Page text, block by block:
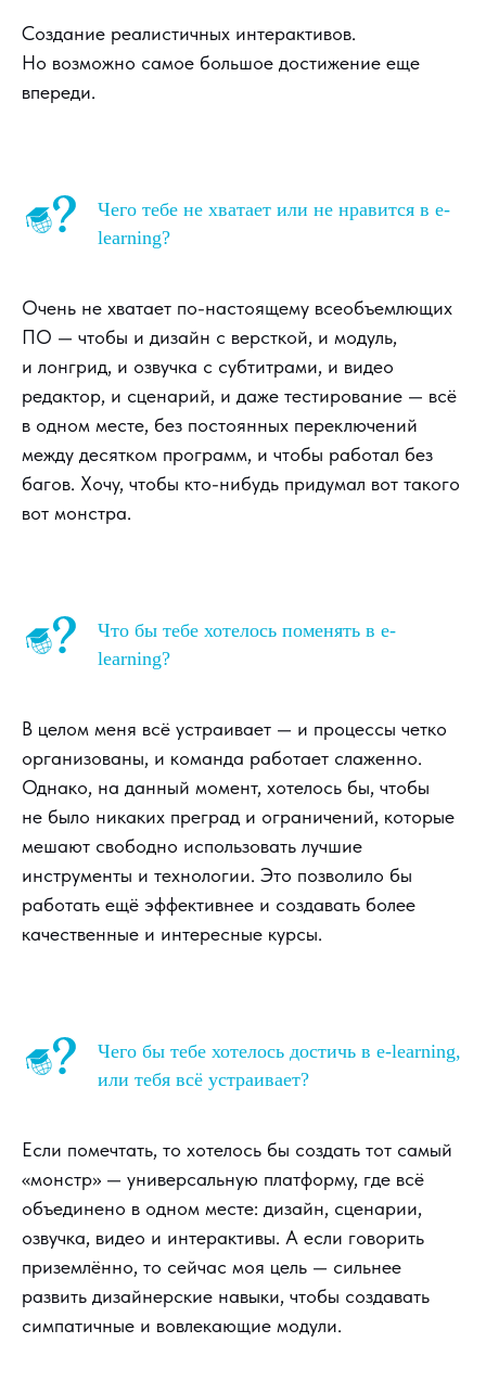
Создание реалистичных интерактивов.
Но возможно самое большое достижение еще
впереди.
Чего тебе не хватает или не нравится в e-
learning?
Очень не хватает по-настоящему всеобъемлющих
ПО — чтобы и дизайн с версткой, и модуль,
и лонгрид, и озвучка с субтитрами, и видео
редактор, и сценарий, и даже тестирование — всё
в одном месте, без постоянных переключений
между десятком программ, и чтобы работал без
багов. Хочу, чтобы кто-нибудь придумал вот такого
вот монстра.
Что бы тебе хотелось поменять в e-
learning?
В целом меня всё устраивает — и процессы четко
организованы, и команда работает слаженно.
Однако, на данный момент, хотелось бы, чтобы
не было никаких преград и ограничений, которые
мешают свободно использовать лучшие
инструменты и технологии. Это позволило бы
работать ещё эффективнее и создавать более
качественные и интересные курсы.
Чего бы тебе хотелось достичь в e-learning,
или тебя всё устраивает?
Если помечтать, то хотелось бы создать тот самый
«монстр» — универсальную платформу, где всё
объединено в одном месте: дизайн, сценарии,
озвучка, видео и интерактивы. А если говорить
приземлённо, то сейчас моя цель — сильнее
развить дизайнерские навыки, чтобы создавать
симпатичные и вовлекающие модули.